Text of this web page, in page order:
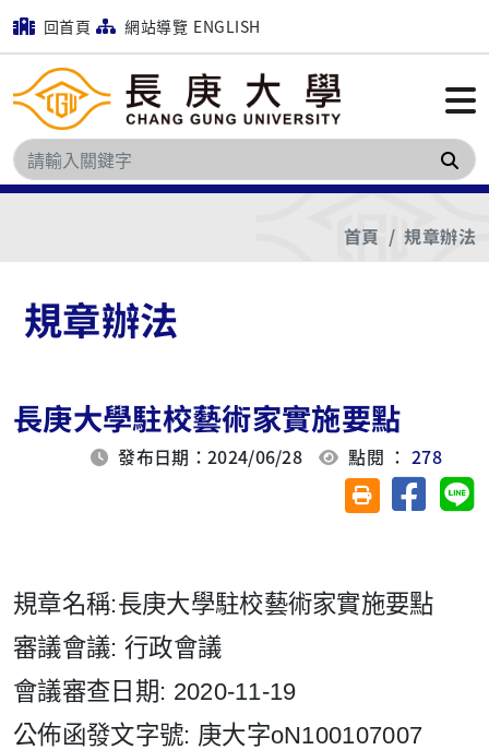
回首頁 網站導覽 ENGLISH
搜
首頁 規章辦法
規章辦法
長庚大學駐校藝術家實施要點
發布日期：2024/06/28 點閱 ：278
友善列印(另開視
分享至
規章名稱:長庚大學駐校藝術家實施要點
審議會議: 行政會議
會議審查日期: 2020-11-19
公佈函發文字號: 庚大字oN100107007